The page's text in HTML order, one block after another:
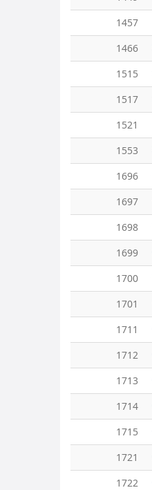
1457
1466
1515
1517
1521
1553
1696
1697
1698
1699
1700
1701
1711
1712
1713
1714
1715
1721
1722